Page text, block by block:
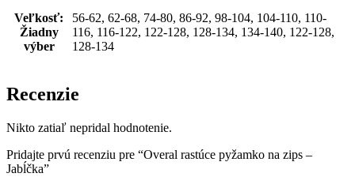
Veľkosť:
Žiadny
výber
56-62, 62-68, 74-80, 86-92, 98-104, 104-110, 110-
116, 116-122, 122-128, 128-134, 134-140, 122-128,
128-134
Recenzie
Nikto zatiaľ nepridal hodnotenie.
Pridajte prvú recenziu pre “Overal rastúce pyžamko na zips –
Jabĺčka”